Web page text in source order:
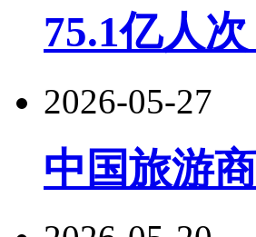
75.1亿人
2026-05-27
中国旅游